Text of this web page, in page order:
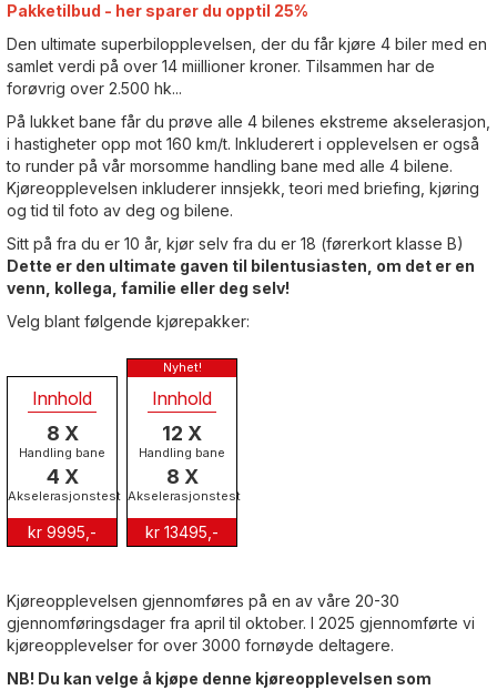
Pakketilbud - her sparer du opptil 25%
Den ultimate superbilopplevelsen, der du får kjøre 4 biler med en
samlet verdi på over 14 miillioner kroner. Tilsammen har de
forøvrig over 2.500 hk...
På lukket bane får du prøve alle 4 bilenes ekstreme akselerasjon,
i hastigheter opp mot 160 km/t. Inkluderert i opplevelsen er også
to runder på vår morsomme handling bane med alle 4 bilene.
Kjøreopplevelsen inkluderer innsjekk, teori med briefing, kjøring
og tid til foto av deg og bilene.
Sitt på fra du er 10 år, kjør selv fra du er 18 (førerkort klasse B)
Dette er den ultimate gaven til bilentusiasten, om det er en
venn, kollega, familie eller deg selv!
Velg blant følgende kjørepakker:
Innhold
8 X
Handling bane
4 X
Akselerasjonstest
kr 9995,-
Innhold
12 X
Handling bane
8 X
Akselerasjonstest
kr 13495,-
Kjøreopplevelsen gjennomføres på en av våre 20-30
gjennomføringsdager fra april til oktober. I 2025 gjennomførte vi
kjøreopplevelser for over 3000 fornøyde deltagere.
NB! Du kan velge å kjøpe denne kjøreopplevelsen som